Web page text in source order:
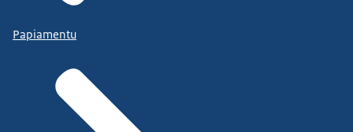
Papiamentu